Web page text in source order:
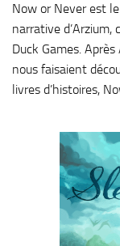
Now or Never est
narrative d’Arzium,
Duck Games.
nous faisaient
livres d’histoires,